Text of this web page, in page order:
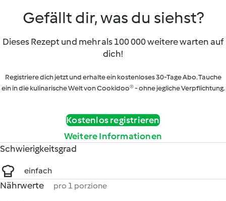
Gefällt dir, was du siehst?
Dieses Rezept und mehr als 100 000 weitere warten auf
dich!
Registriere dich jetzt und erhalte ein kostenloses 30-Tage Abo. Tauche
ein in die kulinarische Welt von Cookidoo® - ohne jegliche Verpflichtung.
Kostenlos registrieren
Weitere Informationen
Schwierigkeitsgrad
einfach
Nährwerte pro 1 porzione